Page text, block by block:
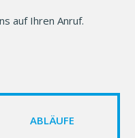
auf Ihren Anruf.
ABLÄUFE